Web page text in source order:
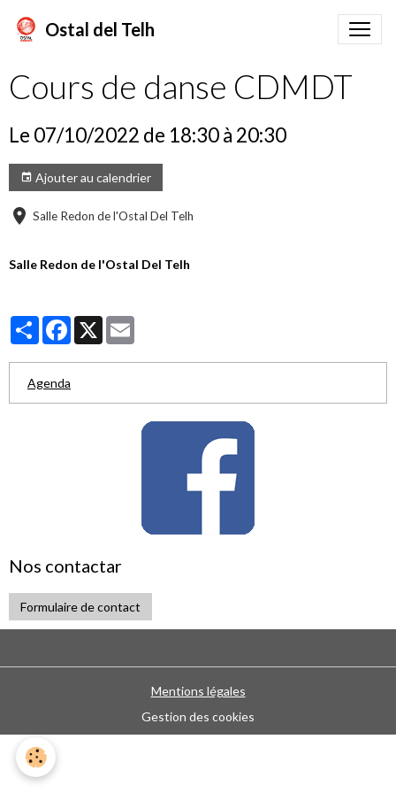
Ostal del Telh
Cours de danse CDMDT
Le 07/10/2022 de 18:30à 20:30
Ajouter au calendrier
Salle Redon de l'Ostal Del Telh
Salle Redon de l'Ostal Del Telh
PartagerFacebook
X
Agenda
Nos contactar
Formulaire de contact
Mentions légales
Gestion des cookies